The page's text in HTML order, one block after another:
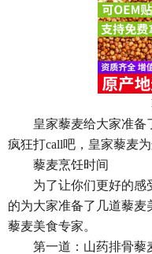
皇家藜麦给大家准备
疯狂打call吧，皇家藜麦
藜麦烹饪时间
为了让你们更好的感
的为大家准备了几道藜麦
藜麦美食专家。
第一道：山药排骨藜